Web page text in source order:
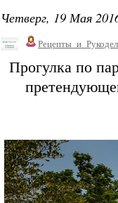
Четверг, 19 Мая
Прогулка по